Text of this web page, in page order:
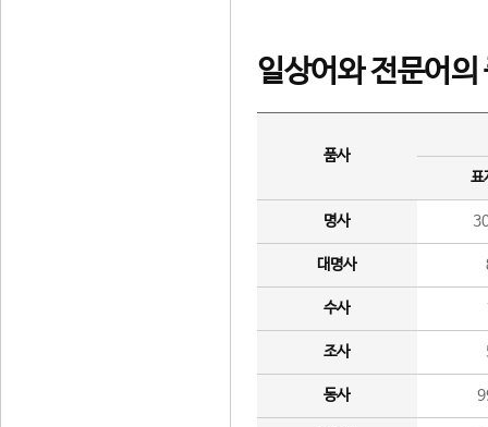
일상어와 전문어의
품사
표
명사
대명사
수사
조사
동사